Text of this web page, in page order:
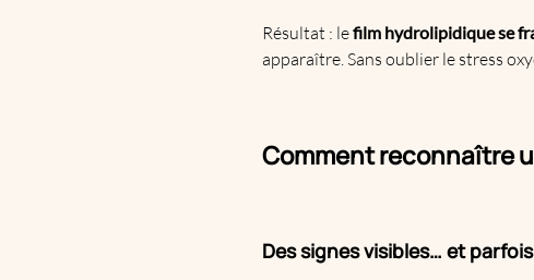
Résultat : lefilm hydrolipidique se
apparaître. Sans oublier le stress
Comment reconnaître
Des signes visibles… et